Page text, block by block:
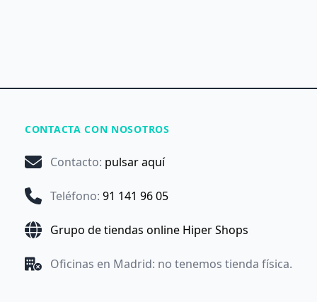
CONTACTA CON NOSOTROS
Contacto: pulsar aquí
Teléfono: 91 141 96 05
Grupo de tiendas online Hiper Shops
Oficinas en Madrid: no tenemos tienda física.